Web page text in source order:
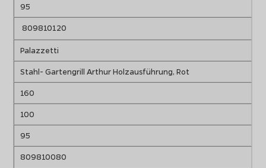
95
809810120
Palazzetti
Stahl- Gartengrill Arthur Holzausführung, Rot
160
100
95
809810080